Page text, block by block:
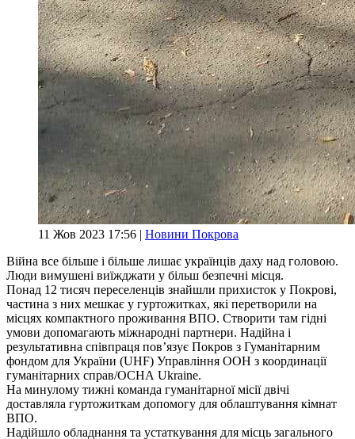
11 Жов 2023 17:56 | Новини Покрова
Війна все більше і більше лишає українців даху над головою.
Люди вимушені виїжджати у більш безпечні місця.
Понад 12 тисяч переселенців знайшли прихисток у Покрові,
частина з них мешкає у гуртожитках, які перетворили на
місцях компактного проживання ВПО. Створити там гідні
умови допомагають міжнародні партнери. Надійна і
результативна співпраця пов’язує Покров з Гуманітарним
фондом для України (UHF) Управління ООН з координації
гуманітарних справ/ОСНА Ukraine.
На минулому тижні команда гуманітарної місії двічі
доставляла гуртожиткам допомогу для облаштування кімнат
ВПО.
Надійшло обладнання та устаткування для місць загального